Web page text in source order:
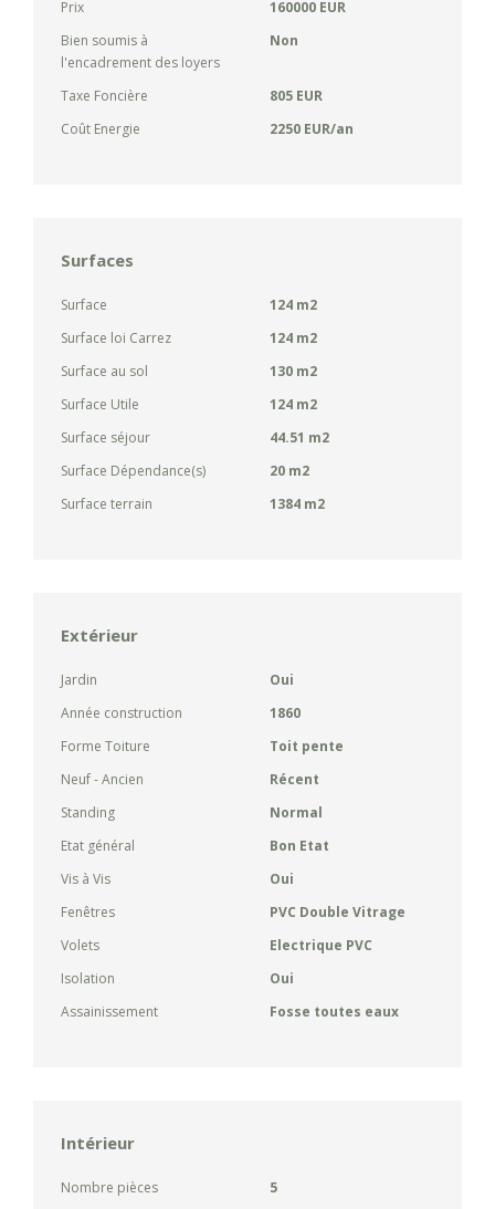
Prix
160000 EUR
Bien soumis à
l'encadrement des loyers
Non
Taxe Foncière
805 EUR
Coût Energie
2250 EUR/an
Surfaces
Surface
124 m2
Surface loi Carrez
124 m2
Surface au sol
130 m2
Surface Utile
124 m2
Surface séjour
44.51 m2
Surface Dépendance(s)
20 m2
Surface terrain
1384 m2
Extérieur
Jardin
Oui
Année construction
1860
Forme Toiture
Toit pente
Neuf - Ancien
Récent
Standing
Normal
Etat général
Bon Etat
Vis à Vis
Oui
Fenêtres
PVC Double Vitrage
Volets
Electrique PVC
Isolation
Oui
Assainissement
Fosse toutes eaux
Intérieur
Nombre pièces
5